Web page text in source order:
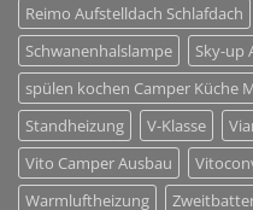
Reimo Aufstelldach Schlafdach
Schwanenhalslampe
Sky-up
spülen kochen Camper Küche
Standheizung
V-Klasse
Vito Camper Ausbau
Warmluftheizung